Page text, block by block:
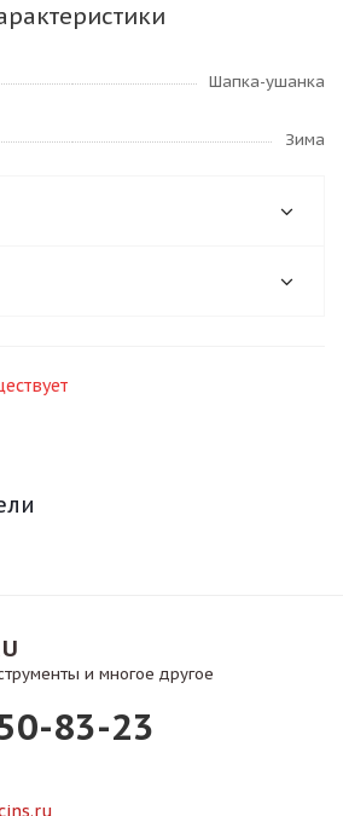
Шапка-ушанка
Зима
и многое другое
83-23